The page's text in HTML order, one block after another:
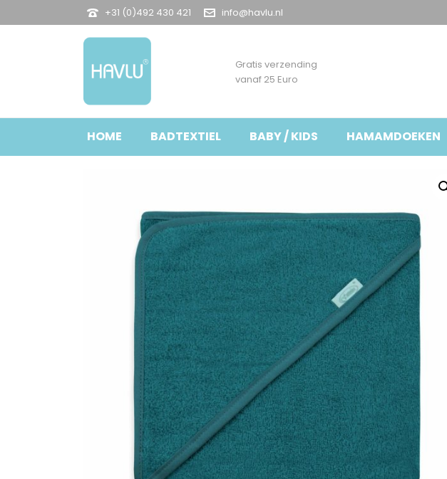
+31 (0)492 430 421 info@havlu.nl
Gratis verzending
vanaf 25 Euro
HOME BADTEXTIEL BABY / KIDS HAMAMDOEKEN